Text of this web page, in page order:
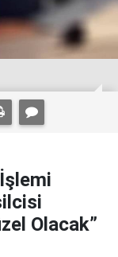
Olacak”